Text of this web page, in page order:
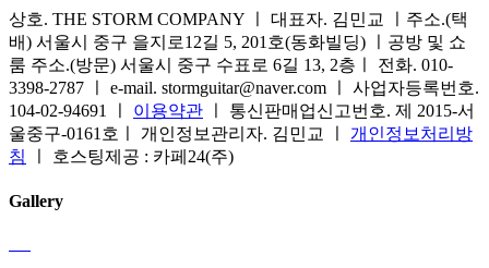
옵
션
을
선
택
할
수
있
페
이
지
에
서
옵
션
있
습
니
다.
상
품
페
옵
션
이
이
상
품
에
상호. THE STORM COMPANY ㅣ 대표자. 김민교 ㅣ주소.(택
배) 서울시 중구 을지로12길 5, 201호(동화빌딩) ㅣ공방 및 쇼
룸 주소.(방문) 서울시 중구 수표로 6길 13, 2층ㅣ 전화. 010-
3398-2787 ㅣ e-mail. stormguitar@naver.com ㅣ 사업자등록번호.
104-02-94691 ㅣ 이용약관 ㅣ 통신판매업신고번호. 제 2015-서
울중구-0161호ㅣ 개인정보관리자. 김민교 ㅣ 개인정보처리방
침
ㅣ 호스팅제공 : 카페24(주)
Gallery